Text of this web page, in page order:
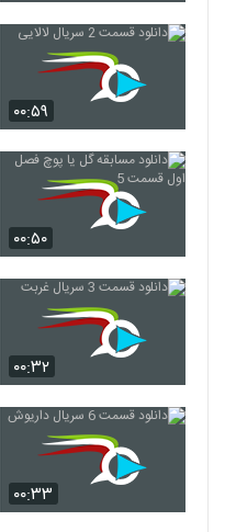
۰۰:۵۹
۰۰:۵۰
۰۰:۳۲
۰۰:۳۳